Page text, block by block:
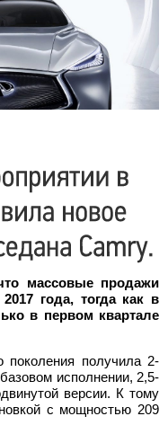
кар Q80 Inspiration
массовые продажи
года, тогда как в
в первом квартале
поколения получила 2-
исполнении, 2,5-
версии. К тому
с мощностью 209